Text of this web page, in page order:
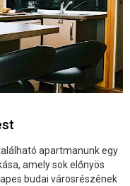
apartmanunk egy
amely sok előnyös
budai városrészének